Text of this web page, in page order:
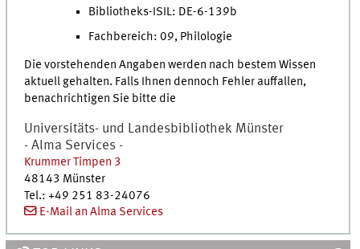
Bibliotheks-ISIL: DE-6-139b
Fachbereich: 09, Philologie
Die vorstehenden Angaben werden nach bestem Wissen
aktuell gehalten. Falls Ihnen dennoch Fehler auffallen,
benachrichtigen Sie bitte die
Universitäts- und Landesbibliothek Münster
- Alma Services -
Krummer Timpen 3
48143 Münster
Tel.:+49 251 83-24076
E-Mail an Alma Services